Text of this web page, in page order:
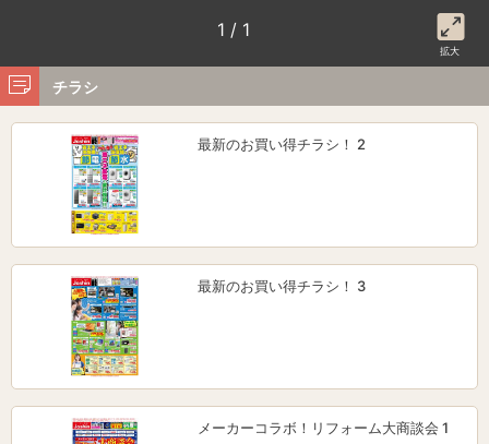
1 / 1
拡大
チラシ
最新のお買い得チラシ！ 2
最新のお買い得チラシ！ 3
メーカーコラボ！リフォーム大商談会 1